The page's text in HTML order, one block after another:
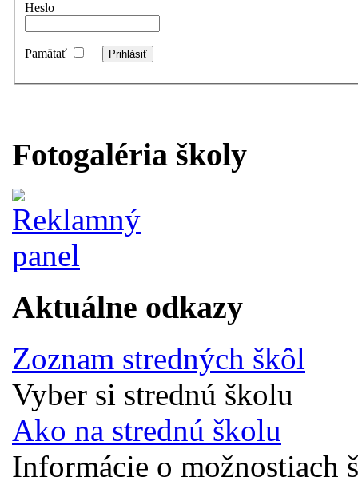
Heslo
Pamätať
Fotogaléria školy
Aktuálne odkazy
Zoznam stredných škôl
Vyber si strednú školu
Ako na strednú školu
Informácie o možnostiach